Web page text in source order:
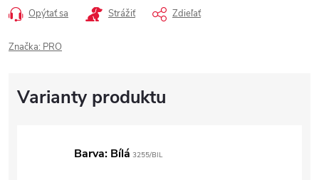
Opýtať sa Strážiť Zdieľať
Značka: PRO
Barva: Bílá 3255/BIL